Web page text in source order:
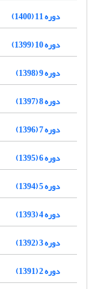
دوره 11 (1400)
دوره 10 (1399)
دوره 9 (1398)
دوره 8 (1397)
دوره 7 (1396)
دوره 6 (1395)
دوره 5 (1394)
دوره 4 (1393)
دوره 3 (1392)
دوره 2 (1391)